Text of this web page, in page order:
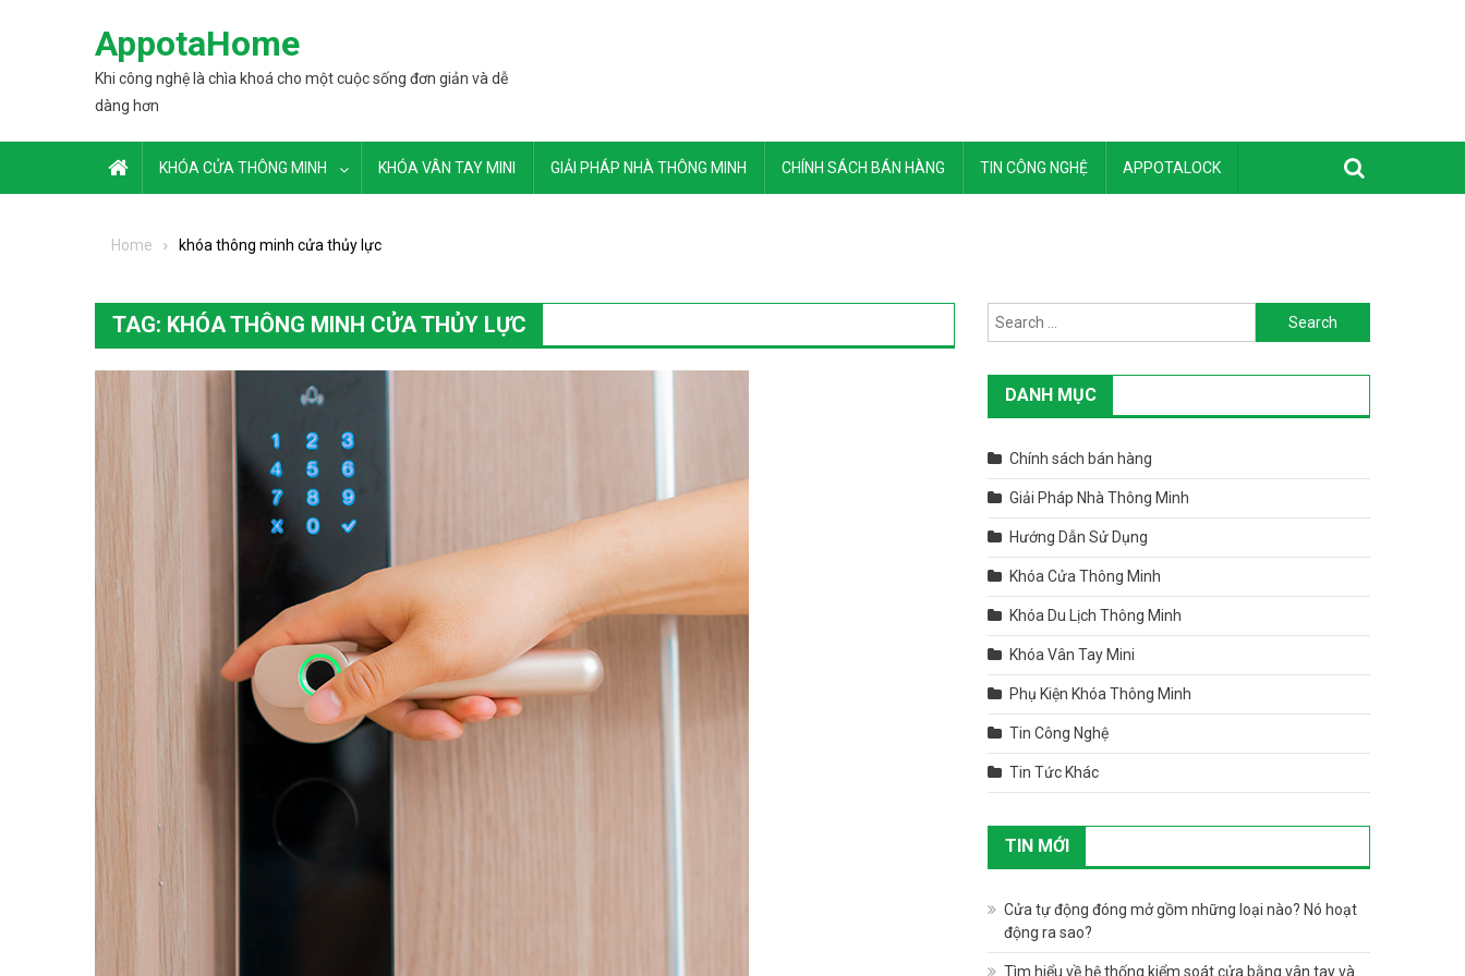
AppotaHome
Khi công nghệ là chìa khoá cho một cuộc sống đơn giản và dễ
dàng hơn
KHÓA CỬA THÔNG MINH KHÓA VÂN TAY MINI GIẢI PHÁP NHÀ THÔNG MINH CHÍNH SÁCH BÁN HÀNG TIN CÔNG NGHỆ APPOTALOCK
Home khóa thông minh cửa thủy lực
TAG: KHÓA THÔNG MINH CỬA THỦY LỰC Search for:
DANH MỤC
Chính sách bán hàng
Giải Pháp Nhà Thông Minh
Hướng Dẫn Sử Dụng
Khóa Cửa Thông Minh
Khóa Du Lịch Thông Minh
Khóa Vân Tay Mini
Phụ Kiện Khóa Thông Minh
Tin Công Nghệ
Tin Tức Khác
TIN MỚI
Cửa tự động đóng mở gồm những loại nào? Nó hoạt
động ra sao?
Tìm hiểu về hệ thống kiểm soát cửa bằng vân tay và